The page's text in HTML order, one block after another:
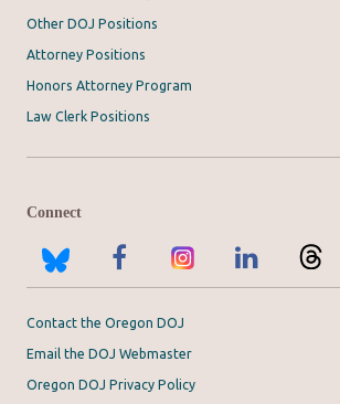
Other DOJ Positions
Attorney Positions
Honors Attorney Program
Law Clerk Positions
Connect
Contact the Oregon DOJ
Email the DOJ Webmaster
Oregon DOJ Privacy Policy